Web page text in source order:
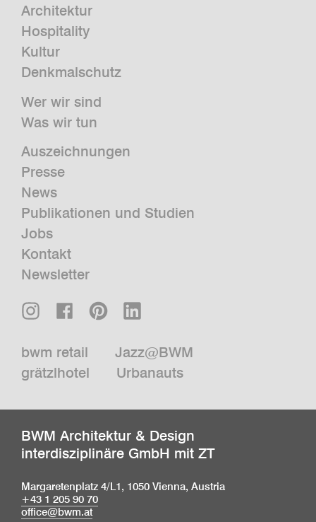
Architektur
Hospitality
Kultur
Denkmalschutz
Wer wir sind
Was wir tun
Auszeichnungen
Presse
News
Publikationen und Studien
Jobs
Kontakt
Newsletter
bwm retail
Jazz@BWM
grätzlhotel
Urbanauts
BWM Architektur & Design
interdisziplinäre GmbH mit ZT
Margaretenplatz 4/L1, 1050 Vienna, Austria
+43 1 205 90 70
office@bwm.at